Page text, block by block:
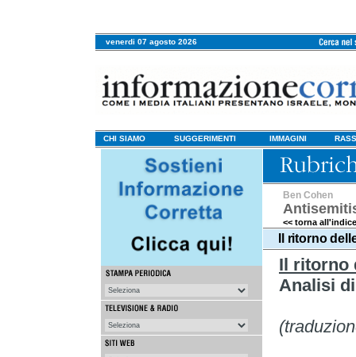
venerdi 07 agosto 2026
CHI SIAMO SUGGERIMENTI IMMAGINI
Ben Cohen
<< torna
Il ritorno
Il ritorno
Analisi